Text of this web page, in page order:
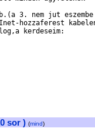
3. nem jut
hozzaferest
kerdeseim:
sor ) (mind)